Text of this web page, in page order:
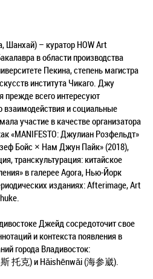
– куратор HOW Art
в области производства
Пекина, степень магистра
института Чикаго. Джу
всего интересуют
взаимодействия и социальные
участие в качестве организатора
«MANIFESTO: Джулиан Розфельдт»
Бойс × Нам Джун Пайк» (2018),
транскультурация: китайское
в галерее Agora, Нью-Йорк
изданиях: Afterimage, Art
Джейд сосредоточит свое
и контекста появления в
города Владивосток:
托克) и Hǎishēnwǎi (海参崴).